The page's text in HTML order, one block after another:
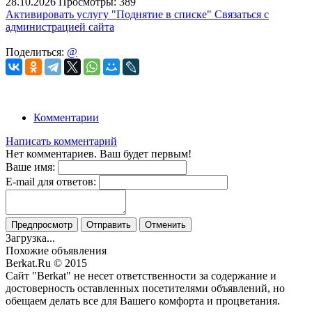
Активировать услугу "Поднятие в списке" Связаться с
администрацией сайта
Поделиться: @
Комментарии
Написать комментарий
Нет комментариев. Ваш будет первым!
Ваше имя:
E-mail для ответов:
Предпросмотр Отправить Отменить
Загрузка...
Похожие объявления
Berkat.Ru © 2015
Сайт "Berkat" не несет ответственности за содержание и
достоверность оставленных посетителями объявлений, но
обещаем делать все для Вашего комфорта и процветания.